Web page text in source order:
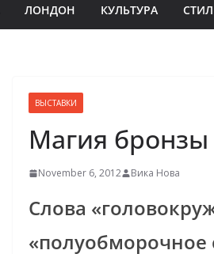
ЛОНДОН КУЛЬТУРА
ВЫСТАВКИ
Магия бронзы
November 6, 2012 Вика Нова
Слова
«полуобморочное